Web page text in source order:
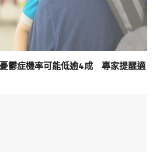
鬱症機率可能低逾4成 專家提醒適